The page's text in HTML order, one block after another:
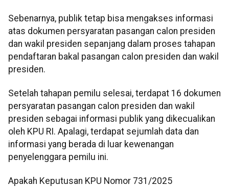
Sebenarnya, publik tetap bisa mengakses informasi
atas dokumen persyaratan pasangan calon presiden
dan wakil presiden sepanjang dalam proses tahapan
pendaftaran bakal pasangan calon presiden dan wakil
presiden.
Setelah tahapan pemilu selesai, terdapat 16 dokumen
persyaratan pasangan calon presiden dan wakil
presiden sebagai informasi publik yang dikecualikan
oleh KPU RI. Apalagi, terdapat sejumlah data dan
informasi yang berada di luar kewenangan
penyelenggara pemilu ini.
Apakah Keputusan KPU Nomor 731/2025